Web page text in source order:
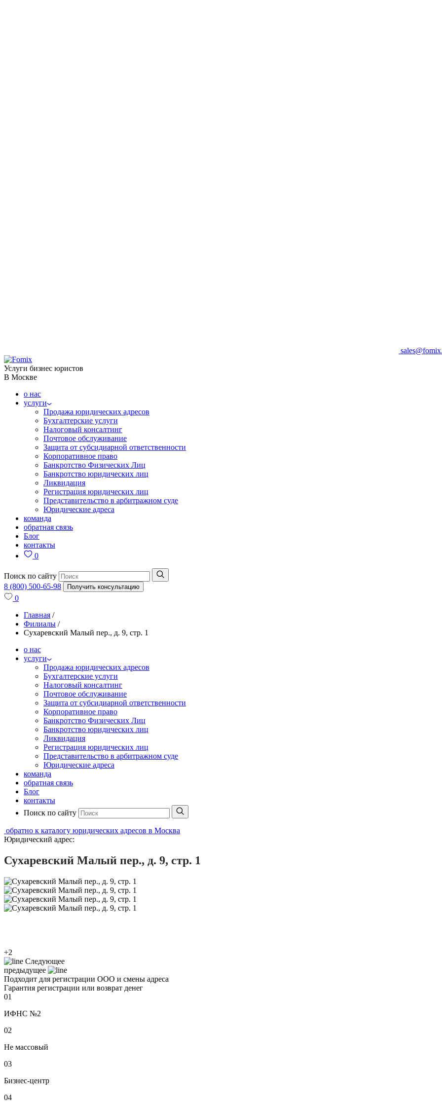
Услуги бизнес юристов
В Москве
о нас
услуги
Продажа юридических адресов
Бухгалтерские услуги
Налоговый консалтинг
Почтовое обслуживание
Защита от субсидиарной ответственности
Корпоративное право
Банкротство Физических Лиц
Банкротство юридических лиц
Ликвидация
Регистрация юридических лиц
Представительство в арбитражном суде
Юридические адреса
команда
обратная связь
Блог
контакты
0
Поиск по сайту
8 (800) 500-65-98
Получить консультацию
0
Главная /
Филиалы /
Сухаревский Малый пер., д. 9, стр. 1
о нас
услуги
Продажа юридических адресов
Бухгалтерские услуги
Налоговый консалтинг
Почтовое обслуживание
Защита от субсидиарной ответственности
Корпоративное право
Банкротство Физических Лиц
Банкротство юридических лиц
Ликвидация
Регистрация юридических лиц
Представительство в арбитражном суде
Юридические адреса
команда
обратная связь
Блог
контакты
Поиск по сайту
обратно к каталогу юридических адресов в Москва
Юридический адрес:
Сухаревский Малый пер., д. 9, стр. 1
+2
Следующее
предыдущее
Подходит для регистрации ООО и смены адреса
Гарантия регистрации или возврат денег
01
ИФНС №2
02
Не массовый
03
Бизнес-центр
04